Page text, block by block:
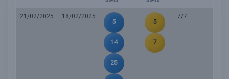
21/02/2025
18/02/2025
5
14
25
5
7
7/7